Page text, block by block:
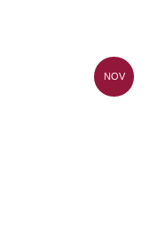
NOV